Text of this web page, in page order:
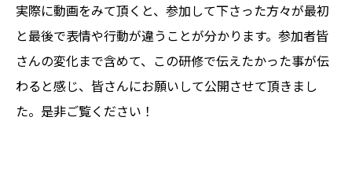
実際に動画をみて頂くと、参加して下さった方々が最初
と最後で表情や行動が違うことが分かります。参加者皆
さんの変化まで含めて、この研修で伝えたかった事が伝
わると感じ、皆さんにお願いして公開させて頂きまし
た。是非ご覧ください！